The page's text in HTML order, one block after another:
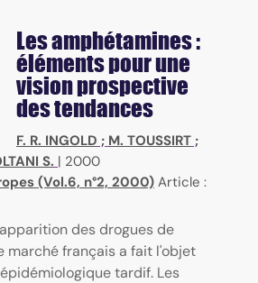
Les amphétamines :
éléments pour une
vision prospective
des tendances
F. R. INGOLD ; M. TOUSSIRT ;
S. | 2000
(Vol.6, n°2, 2000) Article :
des drogues de
marché français a fait l'objet
tardif. Les